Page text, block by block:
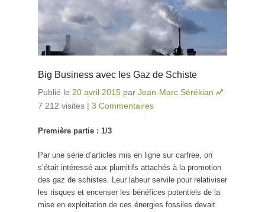
Big Business avec les Gaz de Schiste
Publié le 20 avril 2015 par Jean-Marc Sérékian
7 212 visites | 3 Commentaires
Première partie : 1/3
Par une série d’articles mis en ligne sur carfree, on
s’était intéressé aux plumitifs attachés à la promotion
des gaz de schistes. Leur labeur servile pour relativiser
les risques et encenser les bénéfices potentiels de la
mise en exploitation de ces énergies fossiles devait